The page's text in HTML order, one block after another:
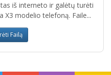
iš interneto ir galėtų turėti
X3 modelio telefoną. Faile...
Failą